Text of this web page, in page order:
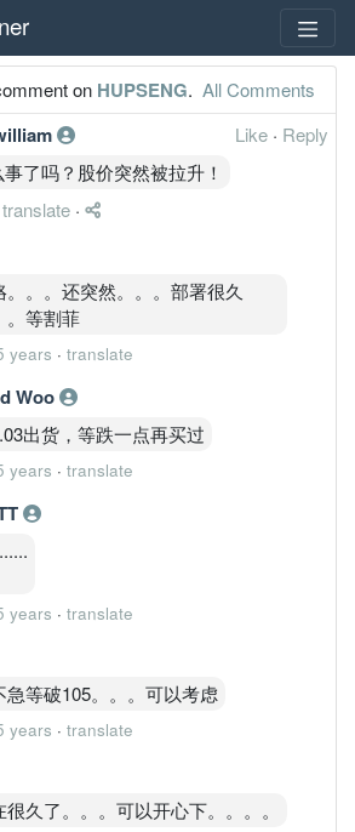
on HUPSENG. All Comments
Like · Reply
了吗？股价突然被拉升！
translate ·
。。。还突然。。。部署很久
。等割菲
years · translate
Woo
出货，等跌一点再买过
years · translate
years · translate
急等破105。。。可以考虑
years · translate
久了。。。可以开心下。。。。